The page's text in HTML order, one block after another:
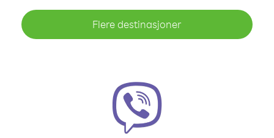
Flere destinasjoner